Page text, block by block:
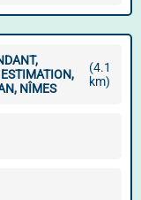
NÎMES
(4.1
km)